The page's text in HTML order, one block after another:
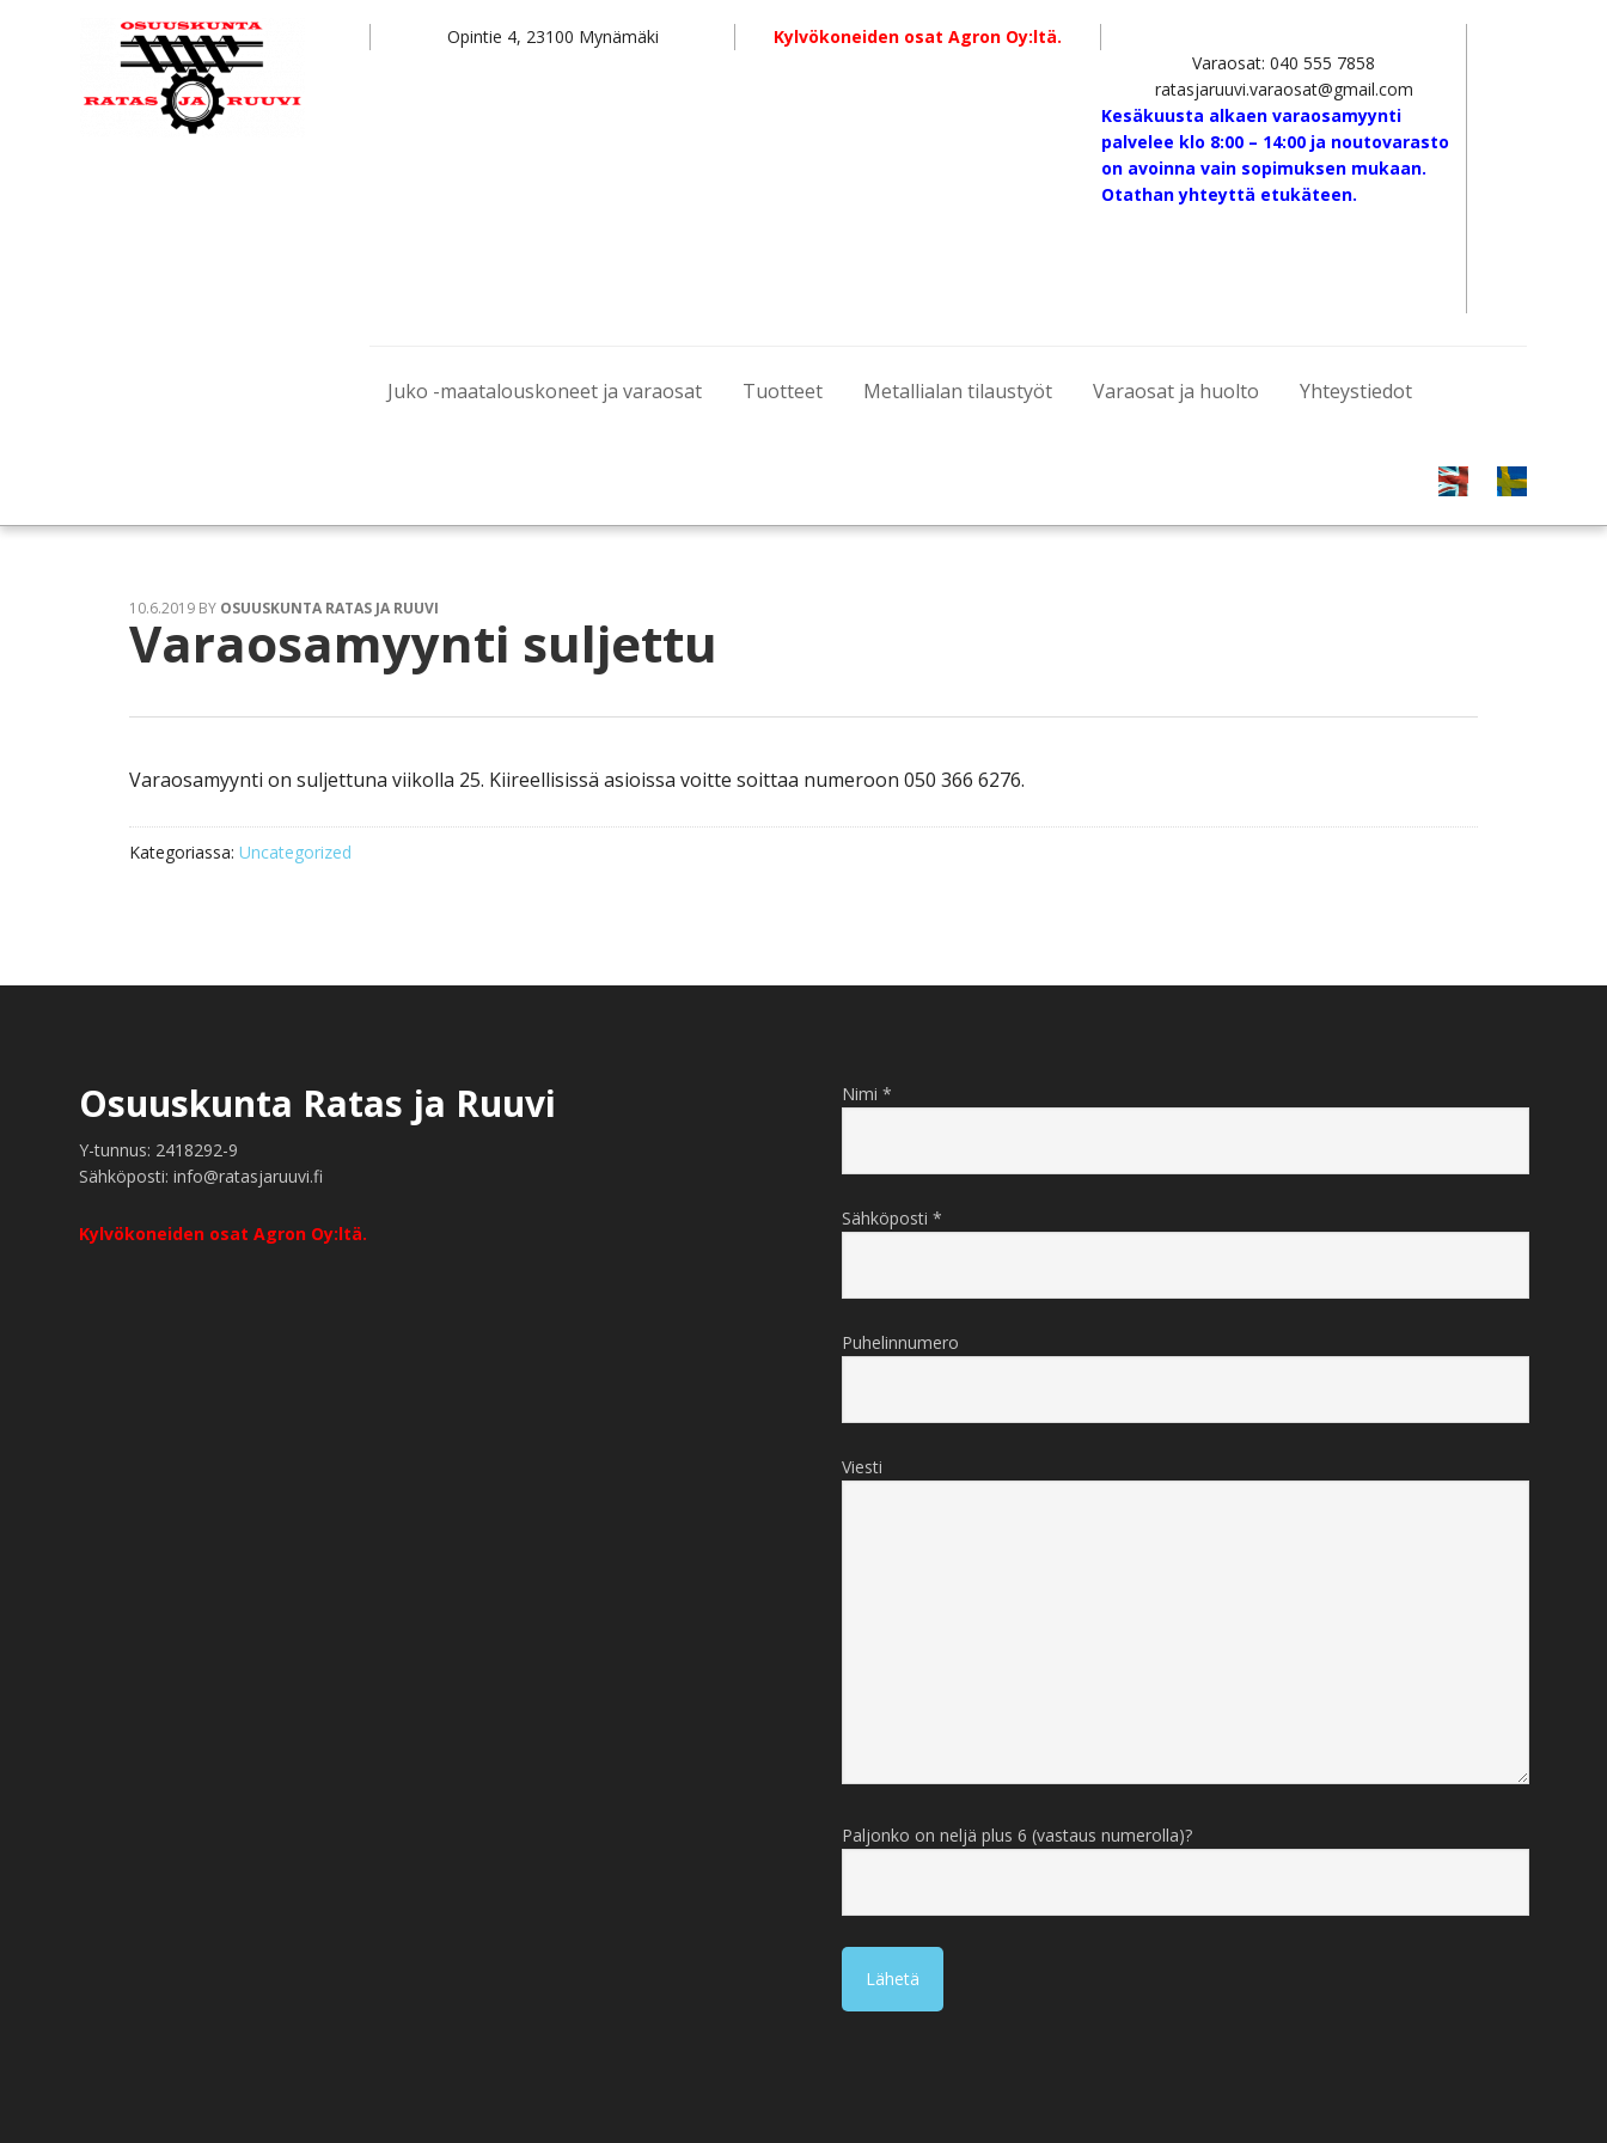
alatunnisteeseen
Opintie 4, 23100 Mynämäki
Kylvökoneiden osat Agron Oy:ltä.
Varaosat: 040 555 7858
ratasjaruuvi.varaosat@gmail.com
Kesäkuusta alkaen varaosamyynti
palvelee klo 8:00 – 14:00 ja noutovarasto
on avoinna vain sopimuksen mukaan.
Otathan yhteyttä etukäteen.
Juko -maatalouskoneet ja varaosat Tuotteet Metallialan tilaustyöt Varaosat ja huolto Yhteystiedot
10.6.2019BY OSUUSKUNTA RATAS JA RUUVI
Varaosamyynti suljettu
Varaosamyynti on suljettuna viikolla 25. Kiireellisissä asioissa voitte soittaa numeroon 050 366 6276.
Kategoriassa: Uncategorized
Osuuskunta Ratas ja Ruuvi
Y-tunnus: 2418292-9
Sähköposti: info@ratasjaruuvi.fi
Kylvökoneiden osat Agron Oy:ltä.
Nimi *
Sähköposti *
Puhelinnumero
Viesti
Paljonko on neljä plus 6 (vastaus numerolla)?